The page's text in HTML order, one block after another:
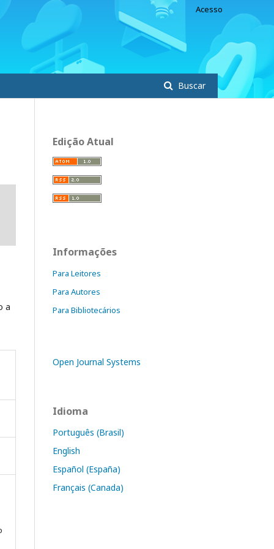
Buscar
Acesso
a
Edição Atual
Informações
Para Leitores
Para Autores
Para Bibliotecários
Open Journal Systems
Idioma
Português (Brasil)
English
Español (España)
Français (Canada)